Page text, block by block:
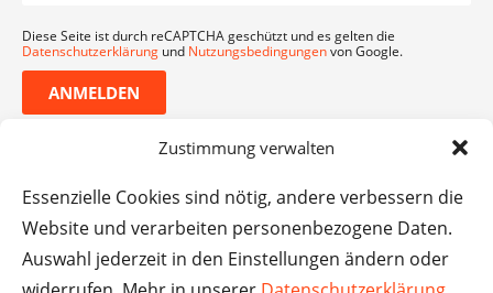
Zustimmung verwalten
Essenzielle Cookies sind nötig, andere verbessern die
Website und verarbeiten personenbezogene Daten.
Auswahl jederzeit in den Einstellungen ändern oder
Diese Seite ist durch reCAPTCHA geschützt und es gelten die
Datenschutzerklärung und Nutzungsbedingungenvon Google.
ANMELDEN